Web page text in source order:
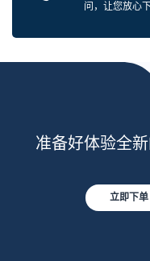
问，让您放心
准备好体验全
立即下单